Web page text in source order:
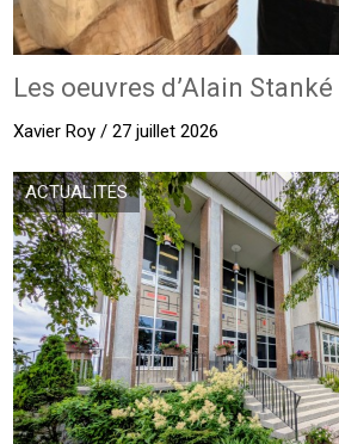
Les oeuvres d’Alain
Xavier Roy / 27 juillet 2026
ACTUALITÉS